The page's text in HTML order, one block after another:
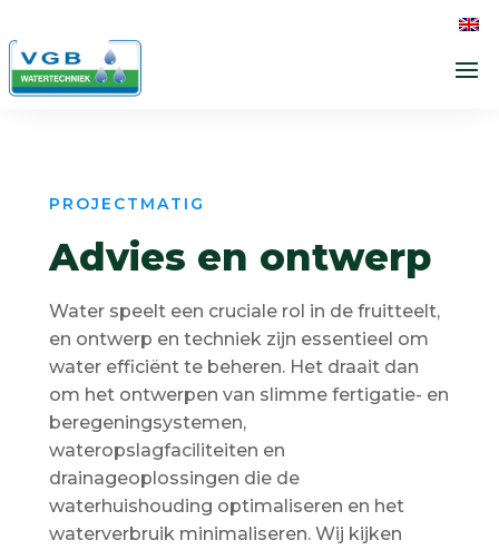
PROJECTMATIG
Advies en ontwerp
Water speelt een cruciale rol in de fruitteelt,
en ontwerp en techniek zijn essentieel om
water efficiënt te beheren. Het draait dan
om het ontwerpen van slimme fertigatie- en
beregeningsystemen,
wateropslagfaciliteiten en
drainageoplossingen die de
waterhuishouding optimaliseren en het
waterverbruik minimaliseren. Wij kijken